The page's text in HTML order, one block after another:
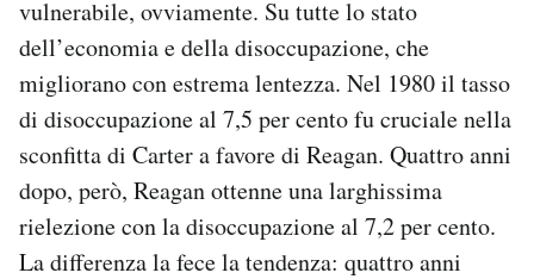
vulnerabile, ovviamente. Su tutte lo stato
dell’economia e della disoccupazione, che
migliorano con estrema lentezza. Nel 1980 il tasso
di disoccupazione al 7,5 per cento fu cruciale nella
sconfitta di Carter a favore di Reagan. Quattro anni
dopo, però, Reagan ottenne una larghissima
rielezione con la disoccupazione al 7,2 per cento.
La differenza la fece la tendenza: quattro anni